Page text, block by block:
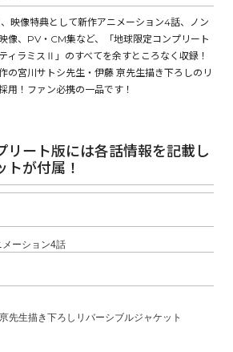
映像特典として新作アニメーション4話、ノン
像、PV・CM集など、「地球限定コンプリート
ィラミスⅡ」のすべてを余すところなく収録！
の宮川サトシ先生・伊藤 亰先生描き下ろしのリ
用！ファン必携の一品です！
ート版には各話情報を記載し
トが付属！
ーション4話
先生描き下ろしリバーシブルジャケット